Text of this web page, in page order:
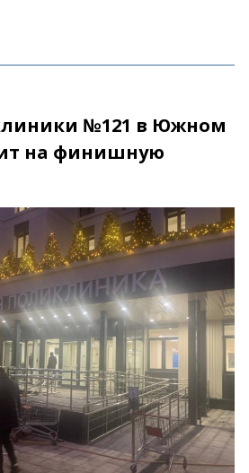
№121 в Южном
на финишную